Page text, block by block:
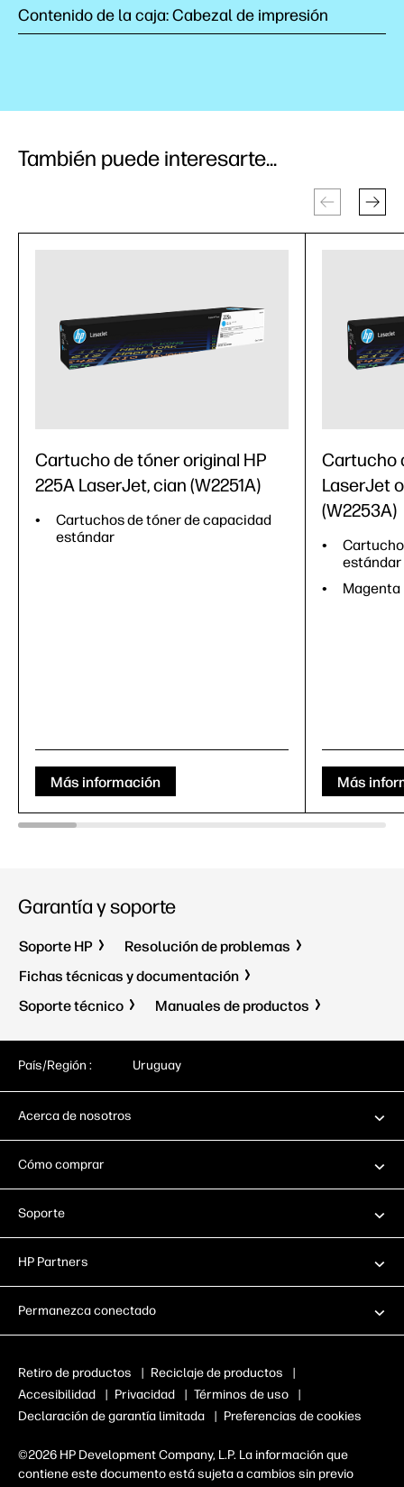
Contenido de la caja: Cabezal de impresión
También puede interesarte...
Cartucho de tóner original HP
225A LaserJet, cian (W2251A)
Cartuchos de tóner de capacidad
estándar
Más información
Cartucho
LaserJet
(W2253A)
estándar
Magenta
Más
Garantía y soporte
Soporte HP
Resolución de problemas
Fichas técnicas y documentación
Soporte técnico
Manuales de productos
País/Región : Uruguay
Acerca de nosotros
Cómo comprar
Soporte
HP Partners
Permanezca conectado
Retiro de productos | Reciclaje de productos
|
Accesibilidad
| Privacidad | Términos de uso
|
Declaración de garantía limitada
| Preferencias de cookies
©2026 HP Development Company, L.P. La información que
contiene este documento está sujeta a cambios sin previo